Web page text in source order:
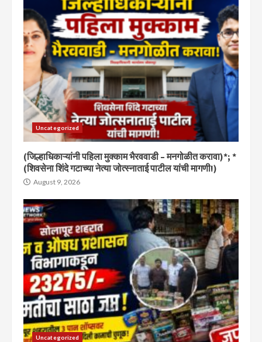
Uncategorized
(जिल्हाधिकाऱ्यांनी पहिला मुक्काम भैरववाडी – मनगोळीत करावा)*; *
(शिवसेना शिंदे गटाच्या नेत्या जोत्स्नाताई पाटील यांची मागणी!)
August 9, 2026
Uncategorized